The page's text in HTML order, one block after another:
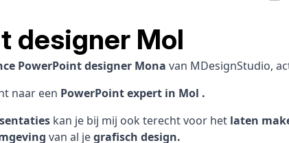
designer Mol
PowerPoint designer Mona van MDesignStudio,
naar een PowerPoint expert in Mol .
kan je bij mij ook terecht voor het laten
van al jegrafisch design.